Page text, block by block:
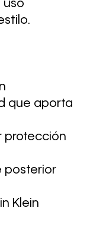
uso
que aporta
protección
posterior
Klein